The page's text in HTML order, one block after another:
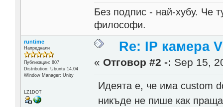
Без подпис - най-хубу. Че
философи.
runtime
Напреднали
Публикации: 807
Distribution: Ubuntu 14.04
Window Manager: Unity
LZ1DOT
Re: IP камера
« Отговор #2 -: Sep 15,
Идеята е, че има custom
никъде не пише как